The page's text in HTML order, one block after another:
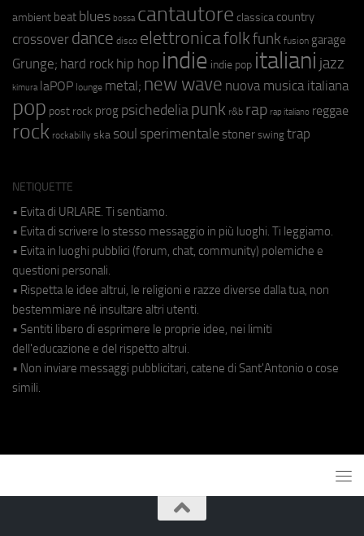
ambient beat blues bossa cantautore classica country
crossover dance disco elettronicafolkfunk fusion garage
Grunge; hard rock hip hop indie indie pop italiani jazz
kimura laPOP lounge metal; new wave nuova musica italiana
pop post rock prog psichedeliapunk r&b rap rap italiano reggae
rock rockabilly ska soul sperimentale stoner swing trap
NETIQUETTE
• Evita di URLARE. Ti sentiamo.
• Evita di scrivere lo stesso messaggio in più luoghi. Ti leggiamo.
• Evita in luoghi pubblici (forum, chat, community) polemiche e
questioni personali.
• Rispetta le idee altrui, le religioni e razze diverse dalla tua, non
bestemmiare né insultare altri utenti.
• Sentiti libero di esprimere le proprie idee, nei limiti
dell'educazione e del rispetto altrui.
• Non inviare messaggi pubblicitari, catene di Sant'Antonio o cose
simili.